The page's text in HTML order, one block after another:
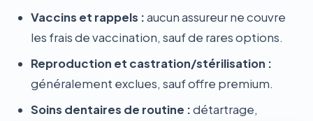
Vaccins et rappels :aucun assureur ne couvre
les frais de vaccination, sauf de rares options.
Reproduction et castration/stérilisation :
généralement exclues, sauf offre premium.
Soins dentaires de routine :détartrage,